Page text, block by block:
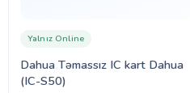
Dahua Təmassız IC kart Dahua
(IC-S50)
Yalnız Online